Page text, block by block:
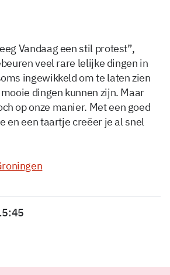
Vandaag een stil protest”,
veel rare lelijke dingen in
ingewikkeld om te laten zien
dingen kunnen zijn. Maar
op onze manier. Met een goed
en een taartje creëer je al snel